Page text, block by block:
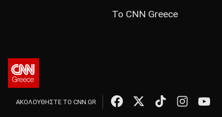
Το CNN Greece
ΑΚΟΛΟΥΘΗΣΤΕ ΤΟ CNN.GR